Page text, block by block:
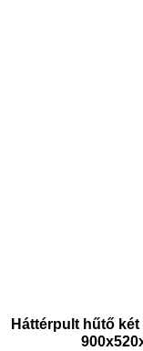
Háttérpult hűtő két